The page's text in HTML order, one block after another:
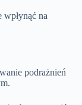
wpłynąć na
podrażnień